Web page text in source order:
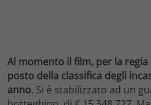
Al momento il film, per la regia
posto della classifica degli
anno. Si è stabilizzato ad un